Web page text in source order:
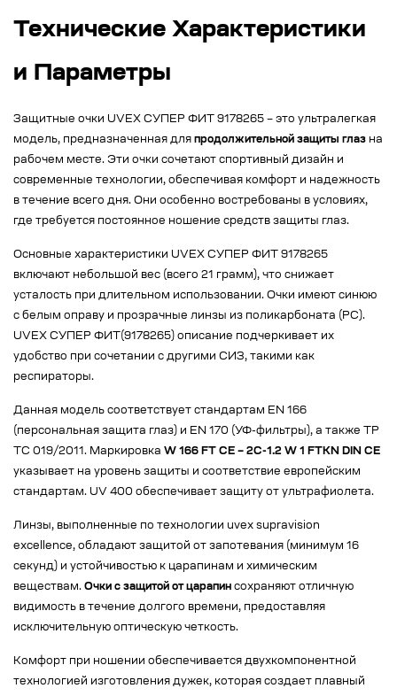
Технические Характеристики
и Параметры
Защитные очки UVEX СУПЕР ФИТ 9178265 – это ультралегкая
модель, предназначенная для продолжительной защиты глаз на
рабочем месте. Эти очки сочетают спортивный дизайн и
современные технологии, обеспечивая комфорт и надежность
в течение всего дня. Они особенно востребованы в условиях,
где требуется постоянное ношение средств защиты глаз.
Основные характеристики UVEX СУПЕР ФИТ 9178265
включают небольшой вес (всего 21 грамм), что снижает
усталость при длительном использовании. Очки имеют синюю
с белым оправу и прозрачные линзы из поликарбоната (РС).
UVEX СУПЕР ФИТ(9178265) описание подчеркивает их
удобство при сочетании с другими СИЗ, такими как
респираторы.
Данная модель соответствует стандартам EN 166
(персональная защита глаз) и EN 170 (УФ-фильтры), а также ТР
ТС 019/2011. Маркировка W 166 FT CE – 2C-1.2 W 1 FTKN DIN CE
указывает на уровень защиты и соответствие европейским
стандартам. UV 400 обеспечивает защиту от ультрафиолета.
Линзы, выполненные по технологии uvex supravision
excellence, обладают защитой от запотевания (минимум 16
секунд) и устойчивостью к царапинам и химическим
веществам. Очки с защитой от царапин сохраняют отличную
видимость в течение долгого времени, предоставляя
исключительную оптическую четкость.
Комфорт при ношении обеспечивается двухкомпонентной
технологией изготовления дужек, которая создает плавный